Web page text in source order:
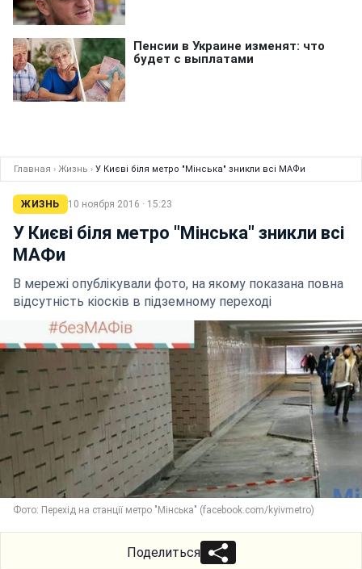
Главная › Жизнь › У Києві біля метро "Мінська" зникли всі МАФи
ЖИЗНЬ 10 ноября 2016 · 15:23
У Києві біля метро "Мінська" зникли всі
МАФи
В мережі опублікували фото, на якому показана повна
відсутність кіосків в підземному переході
Фото: Перехід на станції метро "Мінська" (facebook.com/kyivmetro)
Поделиться